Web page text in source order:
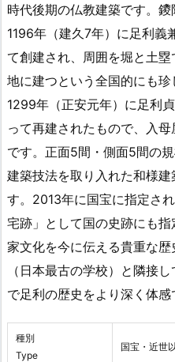
時代後期の仏教建築です。
1196年（建久7年）に足利義
て創建され、周囲を堀と土
地に建つという全国的にも
1299年（正安元年）に足利
って再建されたもので、入
です。正面5間・側面5間の
建築技法を取り入れた和様
す。2013年に国宝に指定さ
宅跡」として国の史跡にも
家文化を今に伝える貴重な
（日本最古の学校）と隣接
で足利の歴史をより深く体感
種別
Type
国宝・近世